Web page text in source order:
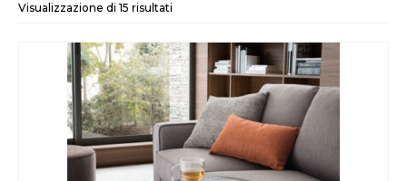
Visualizzazione di 15 risultati